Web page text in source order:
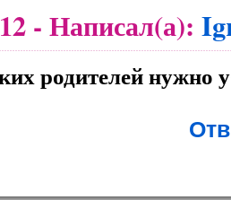
- Написал(а):
родителей нужно